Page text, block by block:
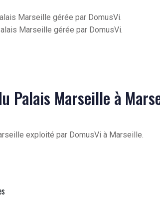
Marseille gérée par DomusVi.
Marseille gérée par DomusVi.
Palais Marseille à
exploité par DomusVi à Marseille.